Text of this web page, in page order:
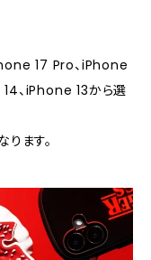
17 Pro、iPhone
、iPhone 13から選
ます。